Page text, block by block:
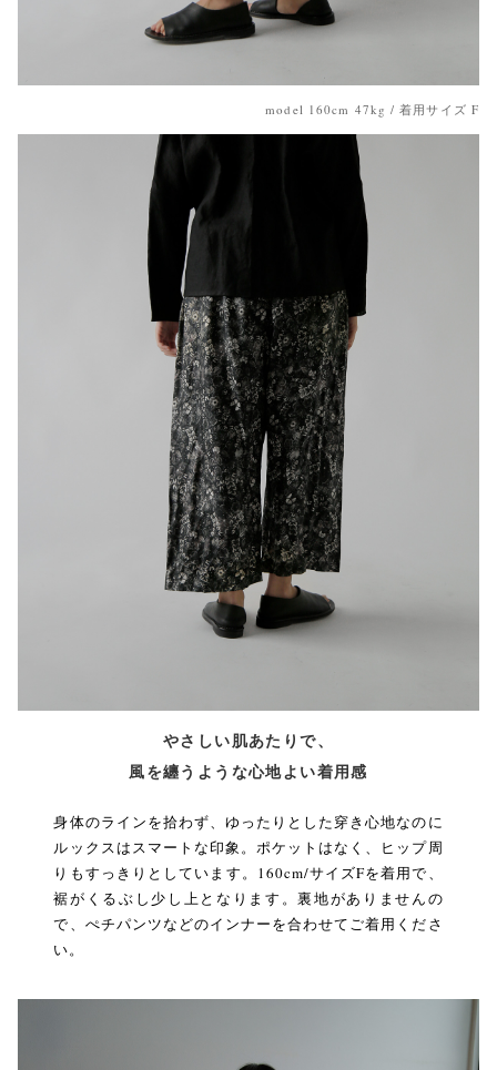
model 160cm 47kg / 着用サイズ F
やさしい肌あたりで、
風を纏うような心地よい着用感
身体のラインを拾わず、ゆったりとした穿き心地なのに
ルックスはスマートな印象。ポケットはなく、ヒップ周
りもすっきりとしています。160cm/サイズFを着用で、
裾がくるぶし少し上となります。裏地がありませんの
で、ぺチパンツなどのインナーを合わせてご着用くださ
い。